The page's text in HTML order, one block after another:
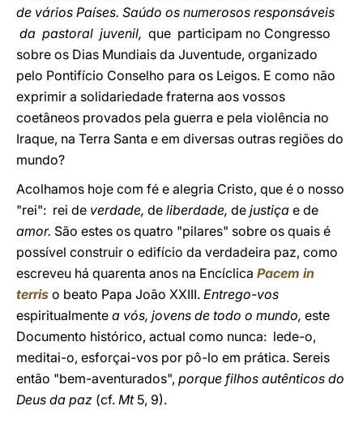
de vários Países. Saúdo os numerosos responsáveis
da pastoral juvenil, que participam no Congresso
sobre os Dias Mundiais da Juventude, organizado
pelo Pontifício Conselho para os Leigos. E como não
exprimir a solidariedade fraterna aos vossos
coetâneos provados pela guerra e pela violência no
Iraque, na Terra Santa e em diversas outras regiões do
mundo?
Acolhamos hoje com fé e alegria Cristo, que é o nosso
"rei": rei de verdade, de liberdade, de justiça e de
amor. São estes os quatro "pilares" sobre os quais é
possível construir o edifício da verdadeira paz, como
escreveu há quarenta anos na Encíclica Pacem in
terris o beato Papa João XXIII. Entrego-vos
espiritualmente a vós, jovens de todo o mundo, este
Documento histórico, actual como nunca: lede-o,
meditai-o, esforçai-vos por pô-lo em prática. Sereis
então "bem-aventurados", porque filhos autênticos do
Deus da paz (cf. Mt 5, 9).